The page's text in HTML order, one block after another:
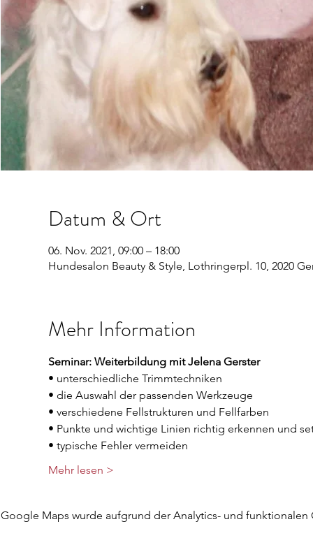
Datum & Ort
06. Nov. 2021, 09:00 – 18:00
Hundesalon Beauty & Style, Lothringerpl. 10, 2020
Mehr Information
Seminar: Weiterbildung mit Jelena Gerster
• unterschiedliche Trimmtechniken
• die Auswahl der passenden Werkzeuge
• verschiedene Fellstrukturen und Fellfarben
• Punkte und wichtige Linien richtig erkennen und
• typische Fehler vermeiden
Mehr lesen >
Google Maps wurde aufgrund der Analytics- und